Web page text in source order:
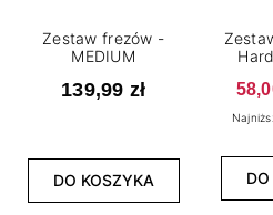
Zestaw frezów -
MEDIUM
139,99 zł
DO KOSZYKA